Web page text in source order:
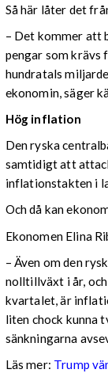
Så här låter det
– Det kommer att
pengar som krävs
hundratals
ekonomin, säger
Hög inflation
Den ryska
samtidigt att
inflationstakten i
Och då kan
Ekonomen Elina
– Även om den
nolltillväxt i år,
kvartalet, är
liten chock kunna
sänkningarna
Läs mer: Trump